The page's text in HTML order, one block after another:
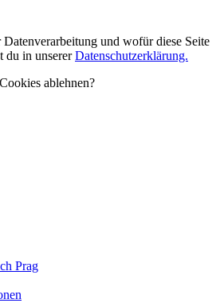
und wofür diese Seite
du in unsererDatenschutzerklärung.
ablehnen?
Prag